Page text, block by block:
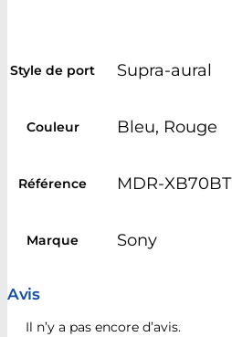
Style de port Supra-aural
Couleur Bleu, Rouge
Référence MDR-XB70BT
Marque Sony
Avis
Il n’y a pas encore d’avis.